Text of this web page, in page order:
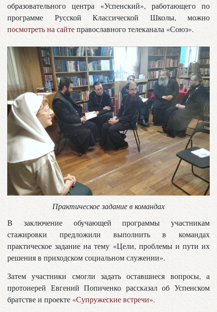
образовательного центра «Успенский», работающего по
программе Русской Классической Школы, можно
посмотреть на сайтеправославного телеканала «Союз».
Практическое задание в командах
В заключение обучающей программы участникам
стажировки предложили выполнить в командах
практическое задание на тему «Цели, проблемы и пути их
решения в приходском социальном служении».
Затем участники смогли задать оставшиеся вопросы, а
протоиерей Евгений Попиченко рассказал об Успенском
братстве и проекте «Супружеские встречи».